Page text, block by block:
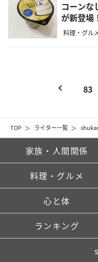
TOP ライター一覧
コーンな
が新登場
料理・グル
83
家族・人間関係
料理・グルメ
心と体
ランキング